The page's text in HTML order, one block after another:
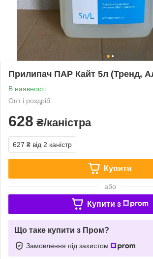
Прилипач ПАР Кайт 5л (Тренд,
В наявності
Опт і роздріб
628 ₴/каністра
627 ₴ від 2 каністр
Купити
або
Купити з
Що таке купити з Пром?
Замовлення під захистом